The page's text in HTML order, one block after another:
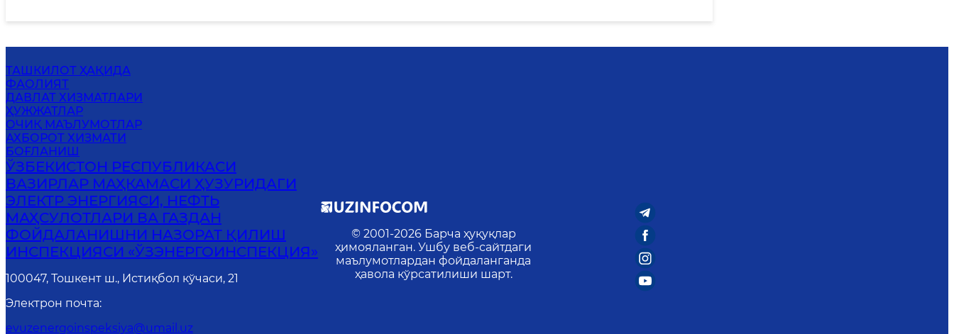
ТАШКИЛОТ ҲАҚИДА
ФАОЛИЯТ
ДАВЛАТ ХИЗМАТЛАРИ
ҲУЖЖАТЛАР
ОЧИҚ МАЪЛУМОТЛАР
АХБОРОТ ХИЗМАТИ
БОҒЛАНИШ
ЎЗБЕКИСТОН РЕСПУБЛИКАСИ
ВАЗИРЛАР МАҲКАМАСИ ҲУЗУРИДАГИ
ЭЛЕКТР ЭНЕРГИЯСИ, НЕФТЬ
МАҲСУЛОТЛАРИ ВА ГАЗДАН
ФОЙДАЛАНИШНИ НАЗОРАТ ҚИЛИШ
ИНСПЕКЦИЯСИ «ЎЗЭНЕРГОИНСПЕКЦИЯ»
100047, Тошкент ш., Истиқбол кўчаси, 21
Электрон почта:
evuzenergoinspeksiya@umail.uz
© 2001-2026 Барча ҳуқуқлар
ҳимояланган. Ушбу веб-сайтдаги
маълумотлардан фойдаланганда
ҳавола кўрсатилиши шарт.